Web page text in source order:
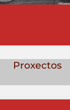
Proxectos